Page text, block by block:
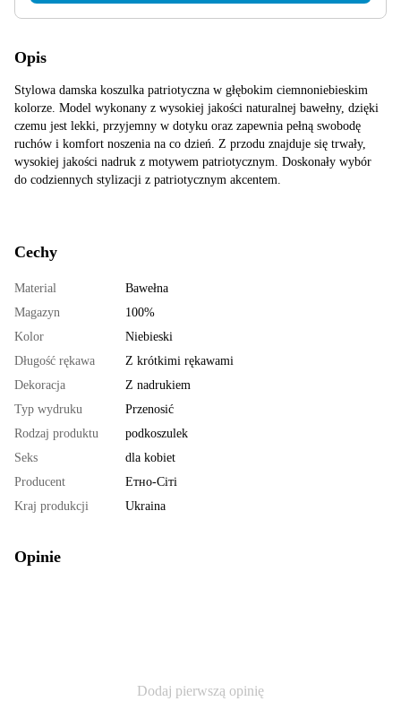
Opis
Stylowa damska koszulka patriotyczna w głębokim ciemnoniebieskim
kolorze. Model wykonany z wysokiej jakości naturalnej bawełny, dzięki
czemu jest lekki, przyjemny w dotyku oraz zapewnia pełną swobodę
ruchów i komfort noszenia na co dzień. Z przodu znajduje się trwały,
wysokiej jakości nadruk z motywem patriotycznym. Doskonały wybór
do codziennych stylizacji z patriotycznym akcentem.
Cechy
Material
Bawełna
Magazyn
100%
Kolor
Niebieski
Długość rękawa
Z krótkimi rękawami
Dekoracja
Z nadrukiem
Typ wydruku
Przenosić
Rodzaj produktu
podkoszulek
Seks
dla kobiet
Producent
Етно-Сіті
Kraj produkcji
Ukraina
Opinie
Dodaj pierwszą opinię